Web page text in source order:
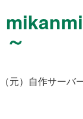
～
（元）自作サーバ